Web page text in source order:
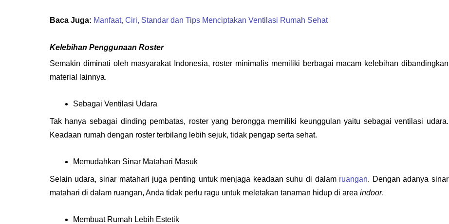
Baca Juga: Manfaat, Ciri, Standar dan Tips Menciptakan Ventilasi Rumah Sehat
Kelebihan Penggunaan Roster
Semakin diminati oleh masyarakat Indonesia, roster minimalis memiliki berbagai macam kelebihan dibandingkan
material lainnya.
Sebagai Ventilasi Udara
Tak hanya sebagai dinding pembatas, roster yang berongga memiliki keunggulan yaitu sebagai ventilasi udara.
Keadaan rumah dengan roster terbilang lebih sejuk, tidak pengap serta sehat.
Memudahkan Sinar Matahari Masuk
Selain udara, sinar matahari juga penting untuk menjaga keadaan suhu di dalam ruangan. Dengan adanya sinar
matahari di dalam ruangan, Anda tidak perlu ragu untuk meletakan tanaman hidup di area indoor.
Membuat Rumah Lebih Estetik